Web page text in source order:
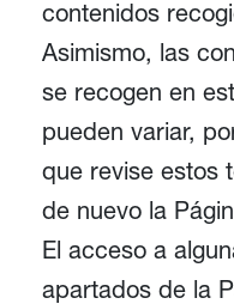
contenidos
Asimismo, las
se recogen en
pueden variar,
que revise estos
de nuevo la
El acceso a
apartados de la